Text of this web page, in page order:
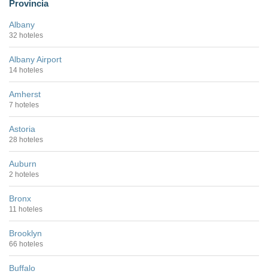
Provincia
Albany
32 hoteles
Albany Airport
14 hoteles
Amherst
7 hoteles
Astoria
28 hoteles
Auburn
2 hoteles
Bronx
11 hoteles
Brooklyn
66 hoteles
Buffalo